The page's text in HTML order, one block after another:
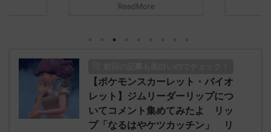
リージョ
ただダグト
れたウミト
めた！ (ﾜｯﾁ
う思ってる？ 初めの記事 元のス
た！ (ﾜｯﾁｮｲW d56d-NwUu)
2023/06/28(水)
01:07:00.69ID:oUI00NrJ0 エクスレ
ッグヘルムかっこいいから助かる 名
無しさん0971 0971 名無しさん、君に
決めた！ (ﾜｯﾁｮｲW b524-NwUu)
2023/06/28(水 ...
ReadMore
2023/06/
たラウドボ
しさん0624
【ポケモンスカーレット・バイオ
レット】ジムリーダーリップにつ
いてコメント集めてみたよ リッ
プ「なるはやケツカッチン」 リ